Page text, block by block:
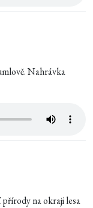
Nahrávka
na okraji lesa